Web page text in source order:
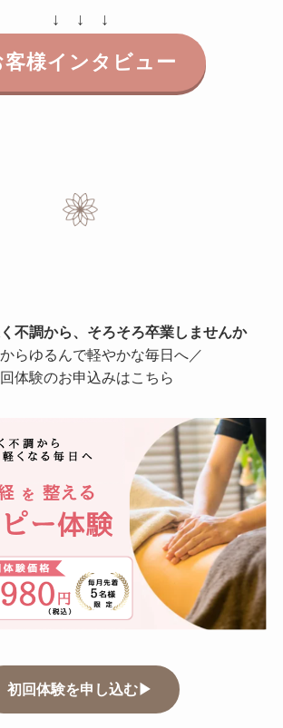
↓ ↓ ↓
客様インタビュー
不調から、そろそろ卒業しませんか
らゆるんで軽やかな毎日へ／
体験のお申込みはこちら
初回体験を申し込む▶